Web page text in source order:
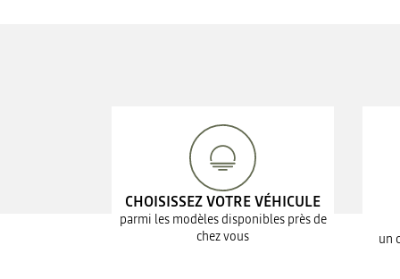
CHOISISSEZ VOTRE VÉHICULE
parmi les modèles disponibles près de
chez vous
un